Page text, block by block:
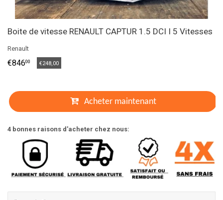
Boite de vitesse RENAULT CAPTUR 1.5 DCI I 5 Vitesses
Renault
€84600 €248,00
Acheter maintenant
4 bonnes raisons d'acheter chez nous: